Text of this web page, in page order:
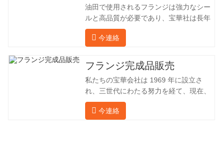
油田で使用されるフランジは強力なシー
ルと高品質が必要であり、宝華社は長年
油田でフランジを加工し、間接的に外国
（ドイツ、ロシア）に輸出してきまし
社は海外の顧客と直接輸出入し、第三者
手数料を回避して、強力な製品品質と低
価格を確保したいと考えています。以下
の表はこの製品の情報です。以下に当社
の簡単な紹介をさせていただきます。 材
今連絡
フランジ完成品販売
私たちの宝華会社は 1969 年に設立さ
れ、三世代にわたる努力を経て、現在、
敷地面積は 50,000 平方メートル、建築
面積は 25,000 平方メートルです。従業
今連絡